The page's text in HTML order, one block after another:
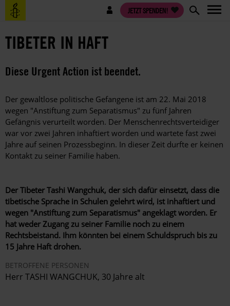
Direkt
zum
Benutzermenü JETZT SPENDEN!
TIBETER IN HAFT
Diese Urgent Action ist beendet.
Der gewaltlose politische Gefangene ist am 22. Mai 2018
wegen "Anstiftung zum Separatismus" zu fünf Jahren
Gefängnis verurteilt worden. Der Menschenrechtsverteidiger
war vor zwei Jahren inhaftiert worden und wartete fast zwei
Jahre auf seinen Prozessbeginn. In dieser Zeit durfte er keinen
Kontakt zu seiner Familie haben.
Der Tibeter Tashi Wangchuk, der sich dafür einsetzt, dass die
tibetische Sprache in Schulen gelehrt wird, ist inhaftiert und
wegen "Anstiftung zum Separatismus" angeklagt worden. Er
hat weder Zugang zu seiner Familie noch zu einem
Rechtsbeistand. Ihm könnten bei einem Schuldspruch bis zu
15 Jahre Haft drohen.
BETROFFENE PERSONEN
Herr TASHI WANGCHUK, 30 Jahre alt